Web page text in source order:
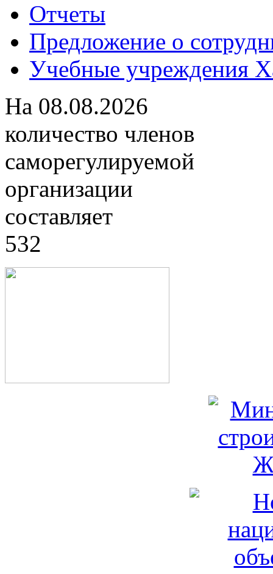
Отчеты
Предложение о
Учебные учреждения
На 08.08.2026
количество членов
саморегулируемой
организации
составляет
532